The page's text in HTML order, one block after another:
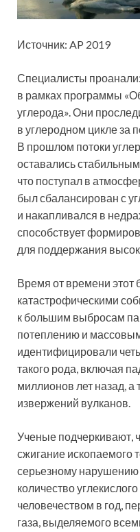
Источник: AP 2019
Специалисты
в рамках программы
углерода». Они
в углеродном цикле за
В прошлом потоки
оставались
что поступал в
был сбалансирован с
и накапливался в
способствует
для поддержания
Время от времени этот
катастрофическими
к большим выбросам
потеплению и
идентифицировали
такого рода, включая
миллионов лет назад, а
извержений вулканов.
Ученые подчеркивают,
сжигание ископаемого
серьезному
количество
человечеством в год,
газа, выделяемого